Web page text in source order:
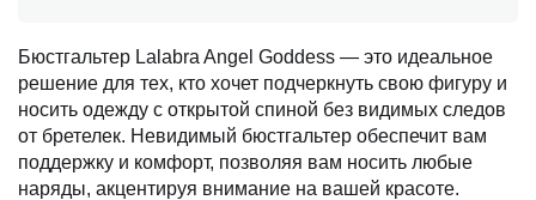
Бюстгальтер Lalabra Angel Goddess — это идеальное
решение для тех, кто хочет подчеркнуть свою фигуру и
носить одежду с открытой спиной без видимых следов
от бретелек. Невидимый бюстгальтер обеспечит вам
поддержку и комфорт, позволяя вам носить любые
наряды, акцентируя внимание на вашей красоте.